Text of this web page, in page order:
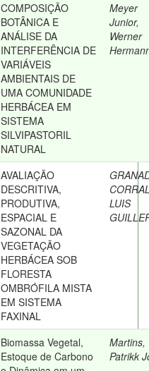
COMPOSIÇÃO
BOTÂNICA E
ANÁLISE DA
INTERFERÊNCIA DE
VARIÁVEIS
AMBIENTAIS DE
UMA COMUNIDADE
HERBÁCEA EM
SISTEMA
SILVIPASTORIL
NATURAL
Meyer
Junior,
Werner
AVALIAÇÃO
DESCRITIVA,
PRODUTIVA,
ESPACIAL E
SAZONAL DA
VEGETAÇÃO
HERBÁCEA SOB
FLORESTA
OMBRÓFILA MISTA
EM SISTEMA
FAXINAL
LUIS
Biomassa Vegetal,
Estoque de Carbono
Martins,
Patrikk